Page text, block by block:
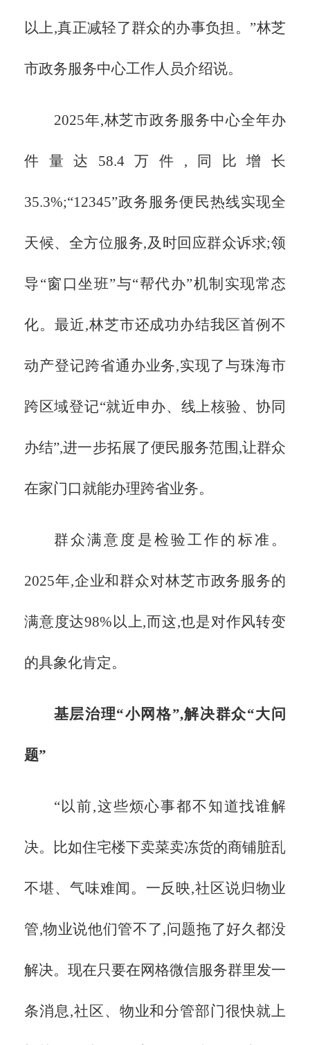
以上,真正减轻了群众的办事负担。”林芝
市政务服务中心工作人员介绍说。
2025年,林芝市政务服务中心全年办
件量达58.4万件,同比增长
35.3%;“12345”政务服务便民热线实现全
天候、全方位服务,及时回应群众诉求;领
导“窗口坐班”与“帮代办”机制实现常态
化。最近,林芝市还成功办结我区首例不
动产登记跨省通办业务,实现了与珠海市
跨区域登记“就近申办、线上核验、协同
办结”,进一步拓展了便民服务范围,让群众
在家门口就能办理跨省业务。
群众满意度是检验工作的标准。
2025年,企业和群众对林芝市政务服务的
满意度达98%以上,而这,也是对作风转变
的具象化肯定。
基层治理“小网格”,解决群众“大问
题”
“以前,这些烦心事都不知道找谁解
决。比如住宅楼下卖菜卖冻货的商铺脏乱
不堪、气味难闻。一反映,社区说归物业
管,物业说他们管不了,问题拖了好久都没
解决。现在只要在网格微信服务群里发一
条消息,社区、物业和分管部门很快就上